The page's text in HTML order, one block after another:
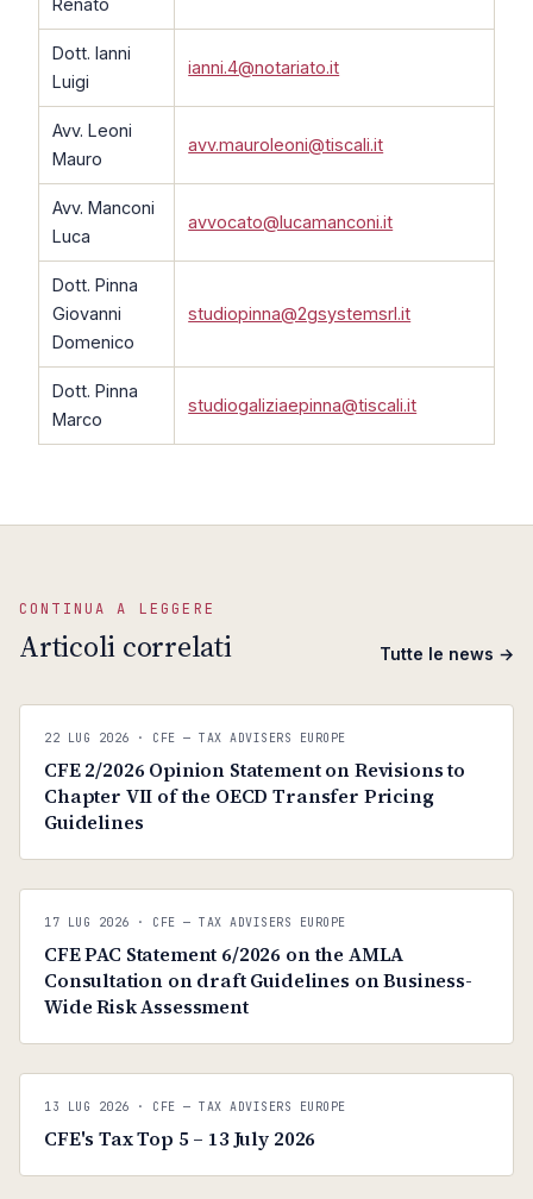
Renato
Dott. Ianni
Luigi
ianni.4@notariato.it
Avv. Leoni
Mauro
avv.mauroleoni@tiscali.it
Avv. Manconi
Luca
avvocato@lucamanconi.it
Dott. Pinna
Giovanni
Domenico
studiopinna@2gsystemsrl.it
Dott. Pinna
Marco
studiogaliziaepinna@tiscali.it
CONTINUA A LEGGERE
Articoli correlati Tutte le news →
C
CFE — TAX ADVISERS EUROPE
22 LUG 2026 · CFE — TAX ADVISERS EUROPE
CFE 2/2026 Opinion Statement on Revisions to
Chapter VII of the OECD Transfer Pricing
Guidelines
C
CFE — TAX ADVISERS EUROPE
17 LUG 2026 · CFE — TAX ADVISERS EUROPE
CFE PAC Statement 6/2026 on the AMLA
Consultation on draft Guidelines on Business-
Wide Risk Assessment
C
CFE — TAX ADVISERS EUROPE
13 LUG 2026 · CFE — TAX ADVISERS EUROPE
CFE's Tax Top 5 – 13 July 2026